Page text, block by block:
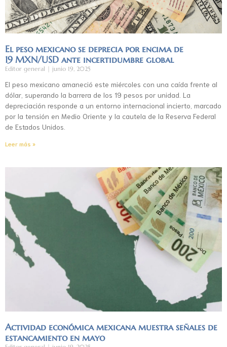
El peso mexicano se deprecia por encima de
19 MXN/USD ante incertidumbre global
Editor general junio 19, 2025
El peso mexicano amaneció este miércoles con una caída frente al
dólar, superando la barrera de los 19 pesos por unidad. La
depreciación responde a un entorno internacional incierto, marcado
por la tensión en Medio Oriente y la cautela de la Reserva Federal
de Estados Unidos.
Leer más »
Actividad económica mexicana muestra señales de
estancamiento en mayo